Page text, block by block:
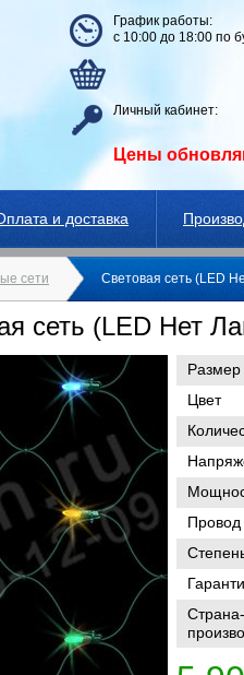
График работы:
с 10:00 до 18:00 по
Личный кабинет:
Цены
и доставка
сети Световая сеть (LED
сеть (LED Нет
Размер
Цвет
Провод
Страна-